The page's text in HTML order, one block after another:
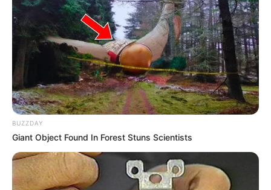
BUZZDAY
Giant Object Found In Forest Stuns Scientists